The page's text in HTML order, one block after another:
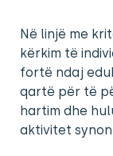
Në linjë me
kërkim të
fortë ndaj
qartë për të
hartim dhe
aktivitet